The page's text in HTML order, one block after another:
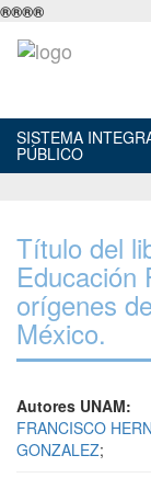
®®®®
SISTEMA
PÚBLICO
Título del
Educación
orígenes
México.
Autores UNAM:
FRANCISCO
GONZALEZ;